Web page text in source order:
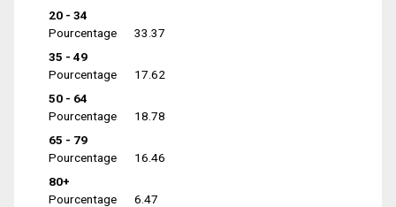
20 - 34
Pourcentage
33.37
35 - 49
Pourcentage
17.62
50 - 64
Pourcentage
18.78
65 - 79
Pourcentage
16.46
80+
Pourcentage
6.47